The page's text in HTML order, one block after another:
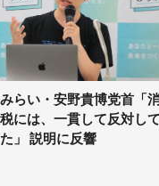
らい・安野貴博党首「
には、一貫して反対して
」 説明に反響